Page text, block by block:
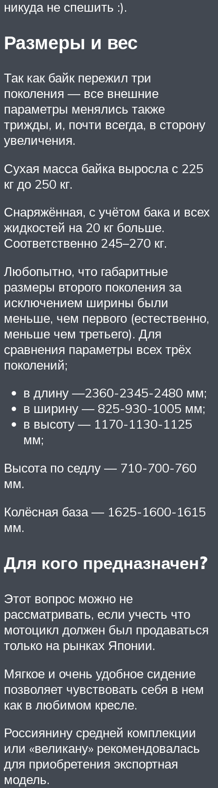
никуда не спешить :).
Размеры и вес
Так как байк пережил три
поколения — все внешние
параметры менялись также
трижды, и, почти всегда, в сторону
увеличения.
Сухая масса байка выросла с 225
кг до 250 кг.
Снаряжённая, с учётом бака и всех
жидкостей на 20 кг больше.
Соответственно 245–270 кг.
Любопытно, что габаритные
размеры второго поколения за
исключением ширины были
меньше, чем первого (естественно,
меньше чем третьего). Для
сравнения параметры всех трёх
поколений;
в длину —2360-2345-2480 мм;
в ширину — 825-930-1005 мм;
в высоту — 1170-1130-1125
мм;
Высота по седлу — 710-700-760
мм.
Колёсная база — 1625-1600-1615
мм.
Для кого предназначен?
Этот вопрос можно не
рассматривать, если учесть что
мотоцикл должен был продаваться
только на рынках Японии.
Мягкое и очень удобное сидение
позволяет чувствовать себя в нем
как в любимом кресле.
Россиянину средней комплекции
или «великану» рекомендовалась
для приобретения экспортная
модель.